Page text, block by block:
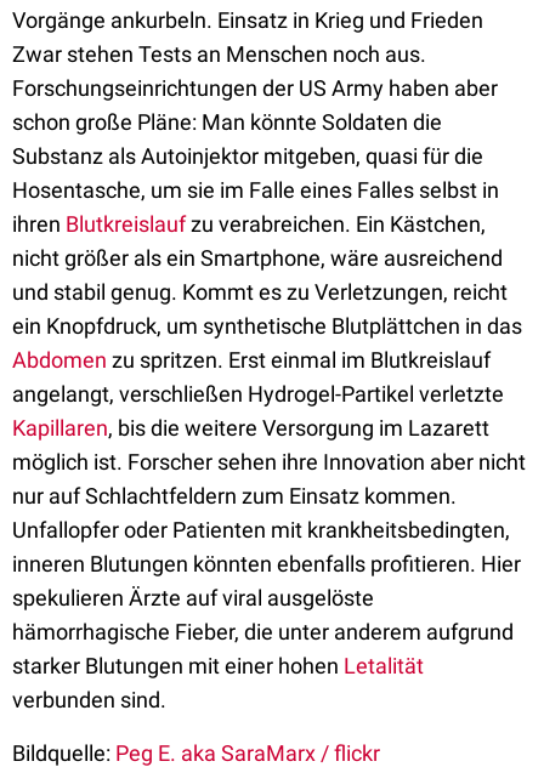
Vorgänge ankurbeln. Einsatz in Krieg und Frieden
Zwar stehen Tests an Menschen noch aus.
Forschungseinrichtungen der US Army haben aber
schon große Pläne: Man könnte Soldaten die
Substanz als Autoinjektor mitgeben, quasi für die
Hosentasche, um sie im Falle eines Falles selbst in
ihren Blutkreislaufzu verabreichen. Ein Kästchen,
nicht größer als ein Smartphone, wäre ausreichend
und stabil genug. Kommt es zu Verletzungen, reicht
ein Knopfdruck, um synthetische Blutplättchen in das
Abdomen zu spritzen. Erst einmal im Blutkreislauf
angelangt, verschließen Hydrogel-Partikel verletzte
Kapillaren, bis die weitere Versorgung im Lazarett
möglich ist. Forscher sehen ihre Innovation aber nicht
nur auf Schlachtfeldern zum Einsatz kommen.
Unfallopfer oder Patienten mit krankheitsbedingten,
inneren Blutungen könnten ebenfalls profitieren. Hier
spekulieren Ärzte auf viral ausgelöste
hämorrhagische Fieber, die unter anderem aufgrund
starker Blutungen mit einer hohen Letalität
verbunden sind.
Bildquelle: Peg E. aka SaraMarx / flickr